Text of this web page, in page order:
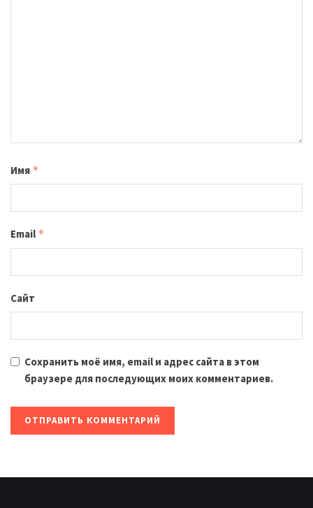
Имя *
Email *
Сайт
Сохранить моё имя, email и адрес сайта в этом
браузере для последующих моих комментариев.